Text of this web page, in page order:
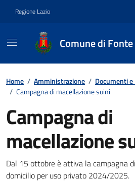
Regione Lazio
Comune di
Contenuti in
Home / Amministrazione / Documenti e
/ Campagna di macellazione suini
Campagna di
macellazione
Dettagli del
Dal 15 ottobre è attiva la campagna
domicilio per uso privato 2024/2025.